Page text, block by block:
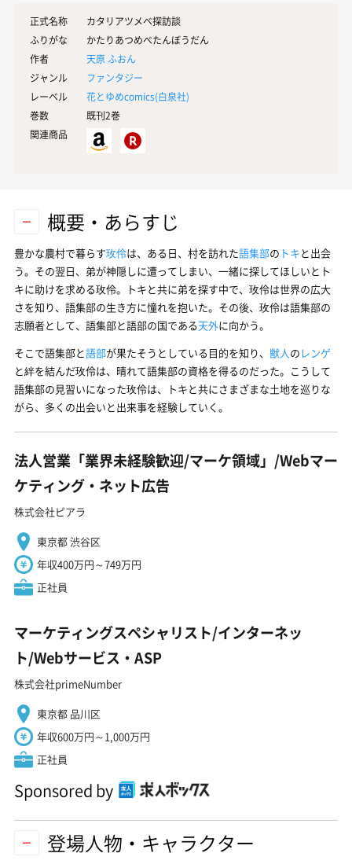
正式名称
カタリアツメベ探訪談
ふりがな
かたりあつめべたんぼうだん
作者
天原 ふおん
ジャンル
ファンタジー
レーベル
花とゆめcomics(白泉社)
巻数
既刊2巻
関連商品
概要・あらすじ
豊かな農村で暮らす玫伶は、ある日、村を訪れた語集部の トキと出会
う。その翌日、弟が神隠しに遭ってしまい、一緒に探してほしいとト
キに助けを求める玫伶。トキと共に弟を探す中で、玫伶は世界の広大
さを知り、語集部の生き方に憧れを抱いた。その後、玫伶は語集部の
志願者として、語集部と語部の国である天外に向かう。
そこで語集部と語部が果たそうとしている目的を知り、 獣人の レンゲ
と絆を結んだ玫伶は、晴れて語集部の資格を得るのだった。こうして
語集部の見習いになった玫伶は、トキと共にさまざまな土地を巡りな
がら、多くの出会いと出来事を経験していく。
法人営業「業界未経験歓迎/マーケ領域」/Webマー
ケティング・ネット広告
株式会社ピアラ
東京都 渋谷区
年収400万円～749万円
正社員
マーケティングスペシャリスト/インターネッ
ト/Webサービス・ASP
株式会社primeNumber
東京都 品川区
年収600万円～1,000万円
正社員
Sponsored by
登場人物・キャラクター